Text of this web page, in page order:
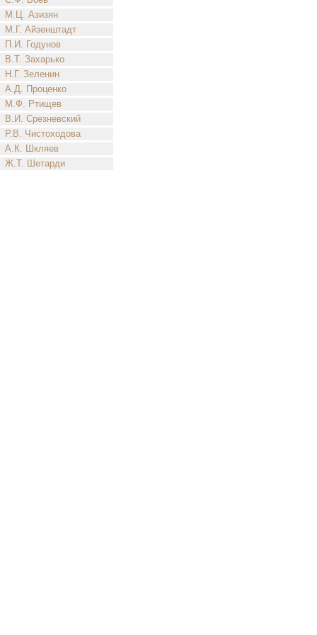
М.Ц. Азизян
М.Г. Айзенштадт
П.И. Годунов
В.Т. Захарько
Н.Г. Зеленин
А.Д. Проценко
М.Ф. Ртищев
В.И. Срезневский
Р.В. Чистоходова
А.К. Шкляев
Ж.Т. Шетарди